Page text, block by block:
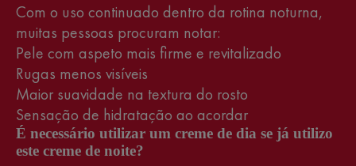
Com o uso continuado dentro da rotina noturna,
muitas pessoas procuram notar:
Pele com aspeto mais firme e revitalizado
Rugas menos visíveis
Maior suavidade na textura do rosto
Sensação de hidratação ao acordar
É necessário utilizar um creme de dia se já utilizo
este creme de noite?